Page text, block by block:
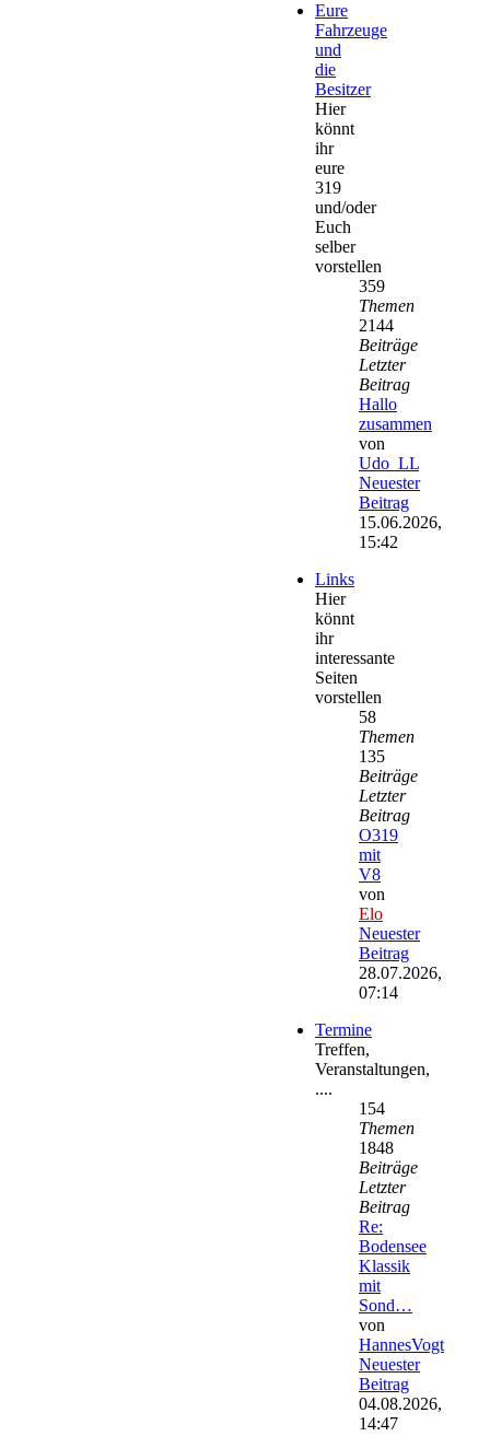
Eure
Fahrzeuge
und
die
Besitzer
Hier
könnt
ihr
eure
319
und/oder
Euch
selber
vorstellen
359
Themen
2144
Beiträge
Letzter
Beitrag
Hallo
zusammen
von
Udo_LL
Neuester
Beitrag
15.06.2026,
15:42
Links
Hier
könnt
ihr
interessante
Seiten
vorstellen
58
Themen
135
Beiträge
Letzter
Beitrag
O319
mit
V8
von
Elo
Neuester
Beitrag
28.07.2026,
07:14
Termine
Treffen,
Veranstaltungen,
....
154
Themen
1848
Beiträge
Letzter
Beitrag
Re:
Bodensee
Klassik
mit
Sond…
von
HannesVogt
Neuester
Beitrag
04.08.2026,
14:47